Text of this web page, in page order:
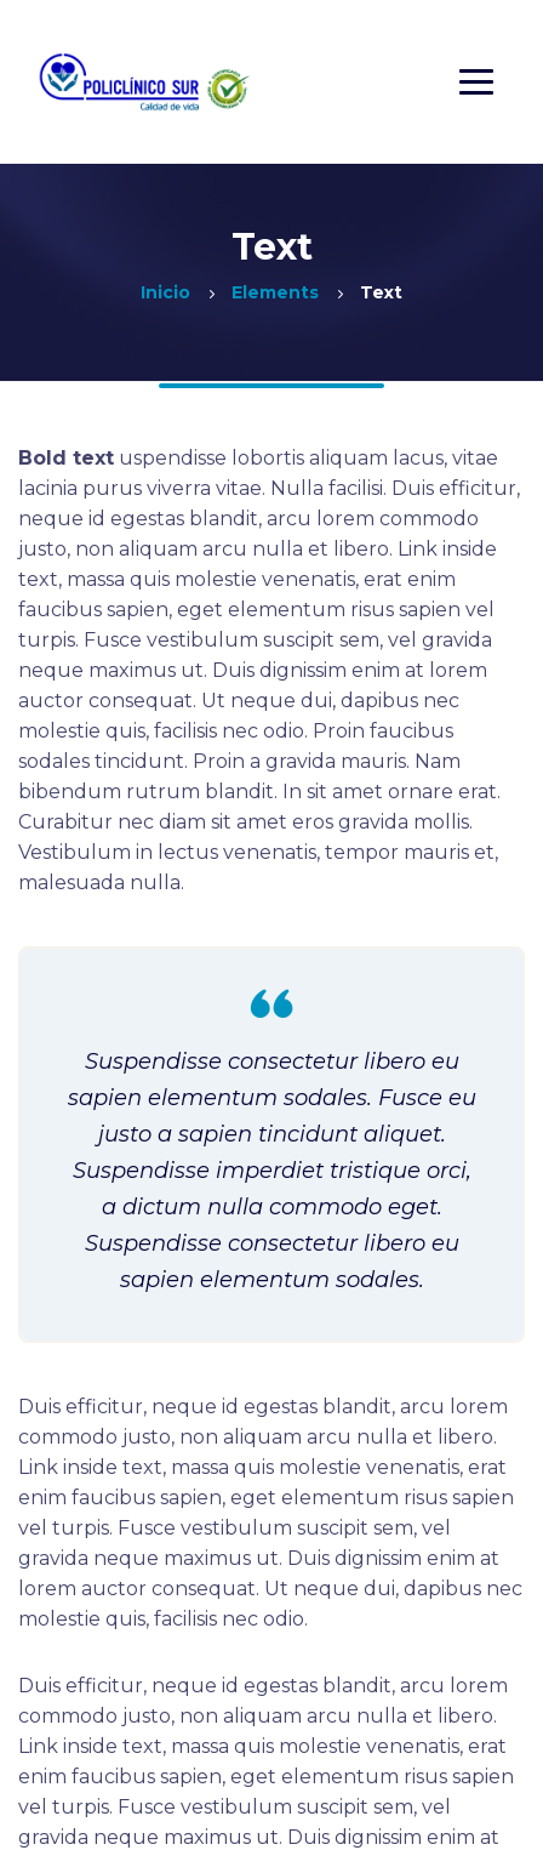
Text
Inicio Elements Text
Bold text uspendisse lobortis aliquam lacus, vitae
lacinia purus viverra vitae. Nulla facilisi. Duis efficitur,
neque id egestas blandit, arcu lorem commodo
justo, non aliquam arcu nulla et libero. Link inside
text, massa quis molestie venenatis, erat enim
faucibus sapien, eget elementum risus sapien vel
turpis. Fusce vestibulum suscipit sem, vel gravida
neque maximus ut. Duis dignissim enim at lorem
auctor consequat. Ut neque dui, dapibus nec
molestie quis, facilisis nec odio. Proin faucibus
sodales tincidunt. Proin a gravida mauris. Nam
bibendum rutrum blandit. In sit amet ornare erat.
Curabitur nec diam sit amet eros gravida mollis.
Vestibulum in lectus venenatis, tempor mauris et,
malesuada nulla.
Suspendisse consectetur libero eu
sapien elementum sodales. Fusce eu
justo a sapien tincidunt aliquet.
Suspendisse imperdiet tristique orci,
a dictum nulla commodo eget.
Suspendisse consectetur libero eu
sapien elementum sodales.
Duis efficitur, neque id egestas blandit, arcu lorem
commodo justo, non aliquam arcu nulla et libero.
Link inside text, massa quis molestie venenatis, erat
enim faucibus sapien, eget elementum risus sapien
vel turpis. Fusce vestibulum suscipit sem, vel
gravida neque maximus ut. Duis dignissim enim at
lorem auctor consequat. Ut neque dui, dapibus nec
molestie quis, facilisis nec odio.
Duis efficitur, neque id egestas blandit, arcu lorem
commodo justo, non aliquam arcu nulla et libero.
Link inside text, massa quis molestie venenatis, erat
enim faucibus sapien, eget elementum risus sapien
vel turpis. Fusce vestibulum suscipit sem, vel
gravida neque maximus ut. Duis dignissim enim at